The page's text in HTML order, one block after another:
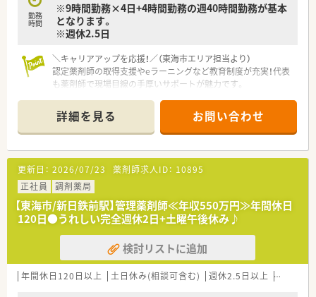
勤務
時間
※9時間勤務×4日+4時間勤務の週40時間勤務が基本
となります。
※週休2.5日
＼キャリアアップを応援！／（東海市エリア担当より）
認定薬剤師の取得支援やeラーニングなど教育制度が充実！代表
も薬剤師で現場目線の手厚いサポートが魅力です。
【店舗情報と応需状況について】
■ 愛知県東海市に位置し最寄り駅である太田川駅からは徒歩で
10分ほどの距離にある調剤薬局です。
■ 通勤に便利な立地環境でありながらも地域に根ざした医療提
供を行い患者様の健康をしっかりとサポートします。
■ 詳細な応需科目や処方箋枚数は現在確認中ですが幅広い処方
箋に対応できる柔軟な体制を整えています。
【職場環境と雰囲気】
■ 各店舗の年齢構成は20代から30代の若手スタッフが多く活気
にあふれ賑やかでとても明るい雰囲気が特徴です。
■ 店舗間のヘルプ体制が充実しているため有給休暇の取得や急
な欠勤時にもお互いに助け合う温かい風土があります。
■ 経営陣との距離が近く風通しの良い職場環境であり現場の意
詳細を見る お問い合わせ
更新日： 2026/07/23 薬剤師求人ID： 10895
正社員
調剤薬局
【東海市/新日鉄前駅】管理薬剤師≪年収550万円≫年間休日
120日●うれしい完全週休2日+土曜午後休み♪
検討リストに追加
年間休日120日以上 土日休み(相談可含む) 週休2.5日以上 週32h以